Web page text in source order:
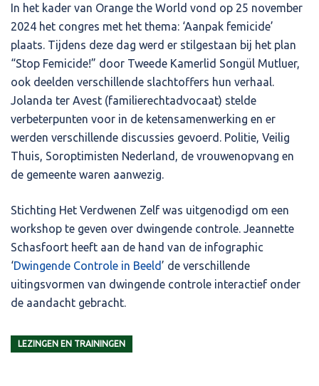
In het kader van Orange the World vond op 25 november
2024 het congres met het thema: ‘Aanpak femicide’
plaats. Tijdens deze dag werd er stilgestaan bij het plan
“Stop Femicide!” door Tweede Kamerlid Songül Mutluer,
ook deelden verschillende slachtoffers hun verhaal.
Jolanda ter Avest (familierechtadvocaat) stelde
verbeterpunten voor in de ketensamenwerking en er
werden verschillende discussies gevoerd. Politie, Veilig
Thuis, Soroptimisten Nederland, de vrouwenopvang en
de gemeente waren aanwezig.
Stichting Het Verdwenen Zelf was uitgenodigd om een
workshop te geven over dwingende controle. Jeannette
Schasfoort heeft aan de hand van de infographic
‘Dwingende Controle in Beeld’ de verschillende
uitingsvormen van dwingende controle interactief onder
de aandacht gebracht.
LEZINGEN EN TRAININGEN